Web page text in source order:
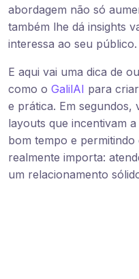
abordagem não só
também lhe dá insights
interessa ao seu público.
E aqui vai uma dica de
como o GalilAI para
e prática. Em segundos,
layouts que incentivam
bom tempo e
realmente importa:
um relacionamento